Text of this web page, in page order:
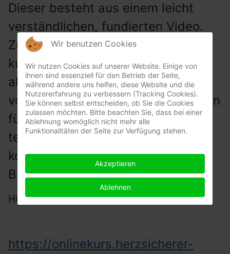
Dieser besteht aus einem leicht
verständlichen, fundierten Video.
Zum Abschluss gibt es einen
kurzenTest und eine Urkunde für
alle, die den Kurs
vollständig absolviert haben. Haben
fünf Vereinsmitglieder erfolgreich
teilgenommen, erhältder Verein
kostenlos eine lebensrettende Life
Bag und ein Life Pad.
Hier geht zur Teilnahme:
https://onlinekurs.herzsicherer-
Wir benutzen Cookies
Wir nutzen Cookies auf unserer Website. Einige von
ihnen sind essenziell für den Betrieb der Seite,
während andere uns helfen, diese Website und die
Nutzererfahrung zu verbessern (Tracking Cookies).
Sie können selbst entscheiden, ob Sie die Cookies
zulassen möchten. Bitte beachten Sie, dass bei einer
Ablehnung womöglich nicht mehr alle
Funktionalitäten der Seite zur Verfügung stehen.
Akzeptieren
Ablehnen